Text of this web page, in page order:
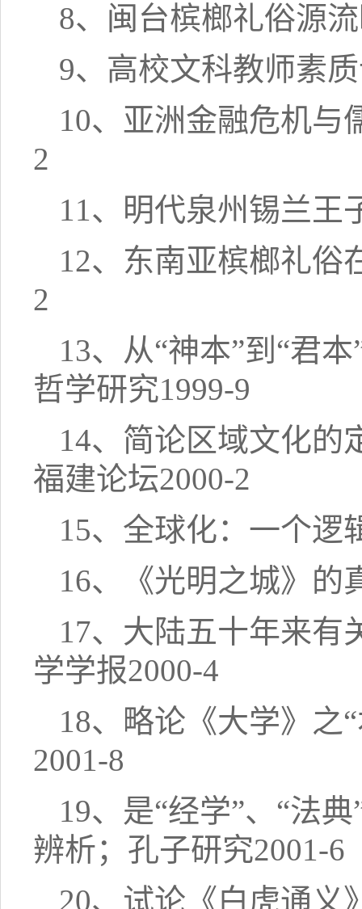
8、闽台槟榔礼俗源
9、高校文科教师素
10、亚洲金融危机与
2
11、明代泉州锡兰王
12、东南亚槟榔礼俗
2
13、从“神本”到“君
哲学研究1999-9
14、简论区域文化
福建论坛2000-2
15、全球化：一个逻
16、《光明之城》的
17、大陆五十年来有
学学报2000-4
18、略论《大学》之
2001-8
19、是“经学”、“法
辨析；孔子研究2001-6
20、试论《白虎通义